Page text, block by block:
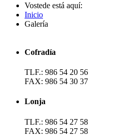
Vostede está aquí:
Inicio
Galería
Cofradía
TLF.: 986 54 20 56
FAX: 986 54 30 37
Lonja
TLF.: 986 54 27 58
FAX: 986 54 27 58